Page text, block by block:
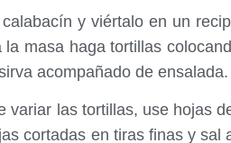
y viértalo en un
la masa haga tortillas
acompañado de ensalada.
variar las tortillas, use hojas
cortadas en tiras finas y sal